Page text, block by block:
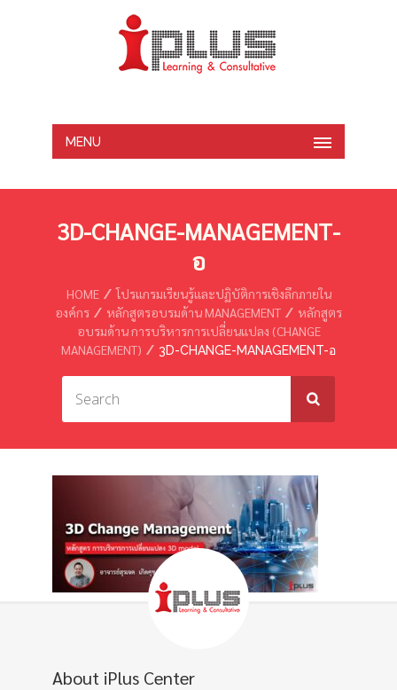
MENU
3D-CHANGE-MANAGEMENT-
อ
HOME
โปรแกรมเรียนรู้และปฏิบัติการเชิงลึกภายใน
องค์กร
หลักสูตรอบรมด้าน MANAGEMENT
หลักสูตร
อบรมด้าน การบริหารการเปลี่ยนแปลง (CHANGE
MANAGEMENT)
3D-CHANGE-MANAGEMENT-อ
About iPlus Center